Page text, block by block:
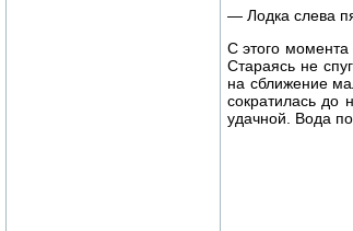
— Лодка слева
С этого
Стараясь не
на сближение
сократилась до
удачной. Вода